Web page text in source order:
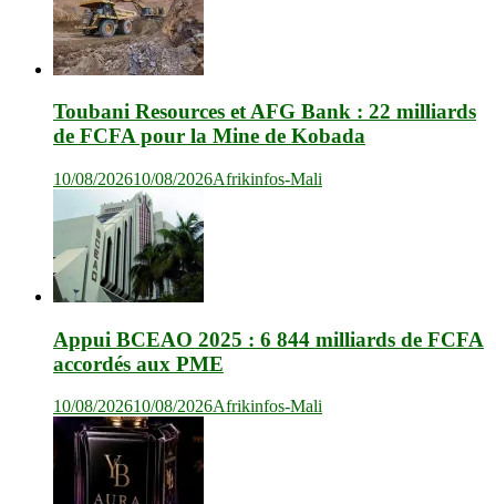
Toubani Resources et AFG Bank : 22 milliards
de FCFA pour la Mine de Kobada
10/08/202610/08/2026Afrikinfos-Mali
Appui BCEAO 2025 : 6 844 milliards de FCFA
accordés aux PME
10/08/202610/08/2026Afrikinfos-Mali